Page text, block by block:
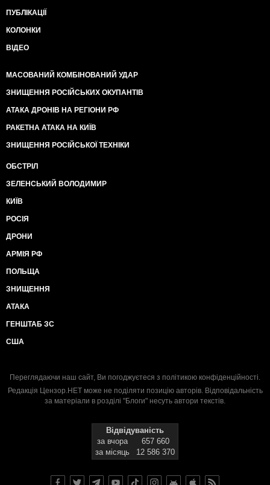
ПУБЛІКАЦІЇ
КОЛОНКИ
ВІДЕО
МАСОВАНИЙ КОМБІНОВАНИЙ УДАР
ЗНИЩЕННЯ РОСІЙСЬКИХ ОКУПАНТІВ
АТАКА ДРОНІВ НА РЕГІОНИ РФ
РАКЕТНА АТАКА НА КИЇВ
ЗНИЩЕННЯ РОСІЙСЬКОЇ ТЕХНІКИ
ОБСТРІЛ
ЗЕЛЕНСЬКИЙ ВОЛОДИМИР
КИЇВ
РОСІЯ
ДРОНИ
АРМІЯ РФ
ПОЛЬЩА
ЗНИЩЕННЯ
АТАКА
ГЕНШТАБ ЗС
США
Переглядаючи наш сайт, Ви погоджуєтеся з політикою конфіденційності.
Редакція Цензор.НЕТ може не поділяти позицію авторів. Відповідальність
за матеріали в розділі "Блоги" несуть автори текстів.
Відвідуваність
за вчора
657 660
за місяць
12 586 370